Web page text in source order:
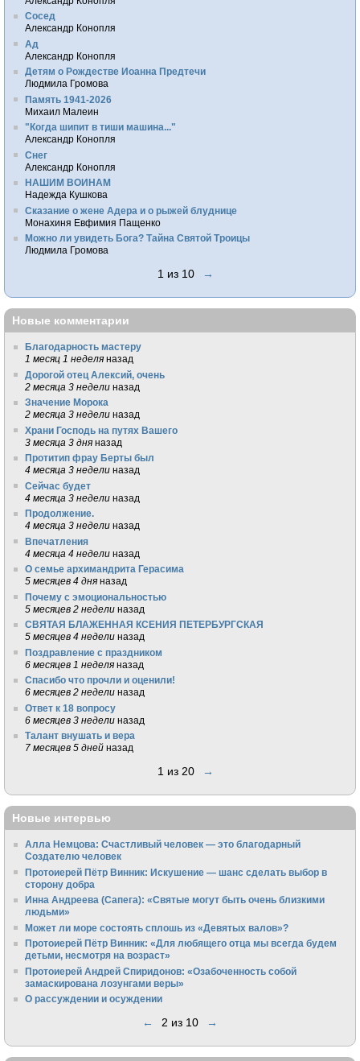
Сосед
Александр Конопля
Ад
Александр Конопля
Детям о Рождестве Иоанна Предтечи
Людмила Громова
Память 1941-2026
Михаил Малеин
"Когда шипит в тиши машина..."
Александр Конопля
Снег
Александр Конопля
НАШИМ ВОИНАМ
Надежда Кушкова
Сказание о жене Адера и о рыжей блуднице
Монахиня Евфимия Пащенко
Можно ли увидеть Бога? Тайна Святой Троицы
Людмила Громова
1 из 10 →
Новые комментарии
Благодарность мастеру
1 месяц 1 неделя назад
Дорогой отец Алексий, очень
2 месяца 3 недели назад
Значение Морока
2 месяца 3 недели назад
Храни Господь на путях Вашего
3 месяца 3 дня назад
Протитип фрау Берты был
4 месяца 3 недели назад
Сейчас будет
4 месяца 3 недели назад
Продолжение.
4 месяца 3 недели назад
Впечатления
4 месяца 4 недели назад
О семье архимандрита Герасима
5 месяцев 4 дня назад
Почему с эмоциональностью
5 месяцев 2 недели назад
СВЯТАЯ БЛАЖЕННАЯ КСЕНИЯ ПЕТЕРБУРГСКАЯ
5 месяцев 4 недели назад
Поздравление с праздником
6 месяцев 1 неделя назад
Спасибо что прочли и оценили!
6 месяцев 2 недели назад
Ответ к 18 вопросу
6 месяцев 3 недели назад
Талант внушать и вера
7 месяцев 5 дней назад
1 из 20 →
Новые интервью
Алла Немцова: Счастливый человек — это благодарный
Создателю человек
Протоиерей Пётр Винник: Искушение — шанс сделать выбор в
сторону добра
Инна Андреева (Сапега): «Святые могут быть очень близкими
людьми»
Может ли море состоять сплошь из «Девятых валов»?
Протоиерей Пётр Винник: «Для любящего отца мы всегда будем
детьми, несмотря на возраст»
Протоиерей Андрей Спиридонов: «Озабоченность собой
замаскирована лозунгами веры»
О рассуждении и осуждении
← 2 из 10 →